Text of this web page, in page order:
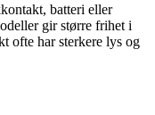
batteri eller
gir større frihet i
ofte har sterkere lys og